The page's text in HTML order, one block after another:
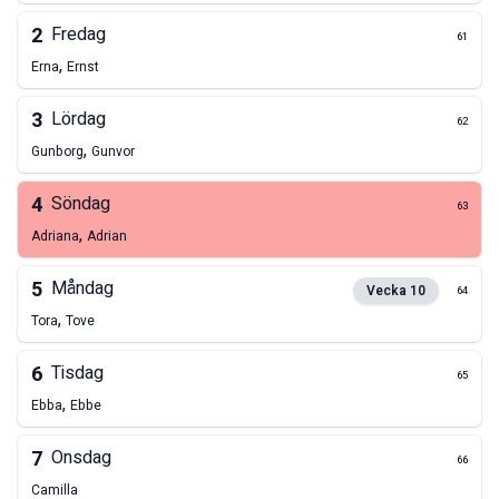
2 Fredag 61
Erna, Ernst
3 Lördag 62
Gunborg, Gunvor
4 Söndag 63
Adriana, Adrian
5 Måndag Vecka 10 64
Tora, Tove
6 Tisdag 65
Ebba, Ebbe
7 Onsdag 66
Camilla